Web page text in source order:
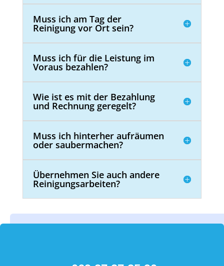
Muss ich am Tag der
Reinigung vor Ort sein?
Muss ich für die Leistung im
Voraus bezahlen?
Wie ist es mit der Bezahlung
und Rechnung geregelt?
Muss ich hinterher aufräumen
oder saubermachen?
Übernehmen Sie auch andere
Reinigungsarbeiten?